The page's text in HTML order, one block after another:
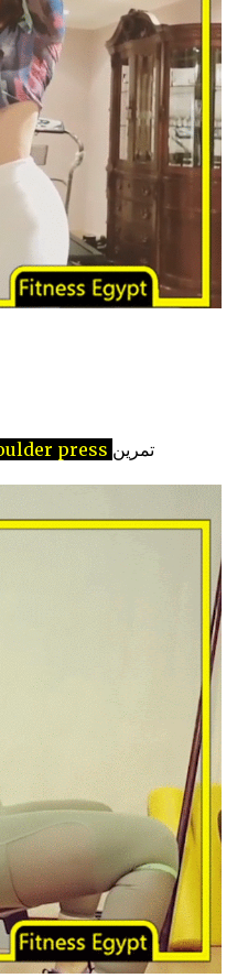
تمرينshoulder press